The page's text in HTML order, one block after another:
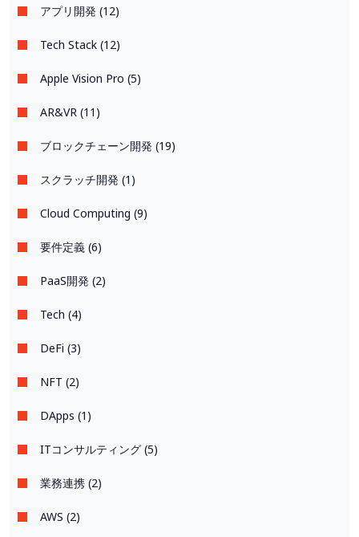
アプリ開発 (12)
Tech Stack (12)
Apple Vision Pro (5)
AR&VR (11)
ブロックチェーン開発 (19)
スクラッチ開発 (1)
Cloud Computing (9)
要件定義 (6)
PaaS開発 (2)
Tech (4)
DeFi (3)
NFT (2)
DApps (1)
ITコンサルティング (5)
業務連携 (2)
AWS (2)